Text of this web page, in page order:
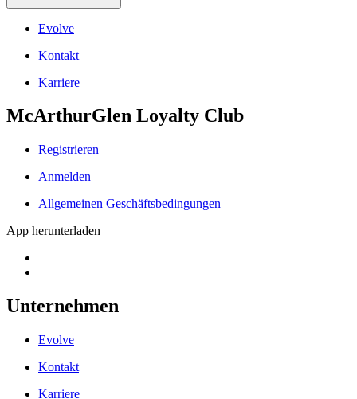
Evolve
Kontakt
Karriere
McArthurGlen Loyalty Club
Registrieren
Anmelden
Allgemeinen Geschäftsbedingungen
App herunterladen
Unternehmen
Evolve
Kontakt
Karriere